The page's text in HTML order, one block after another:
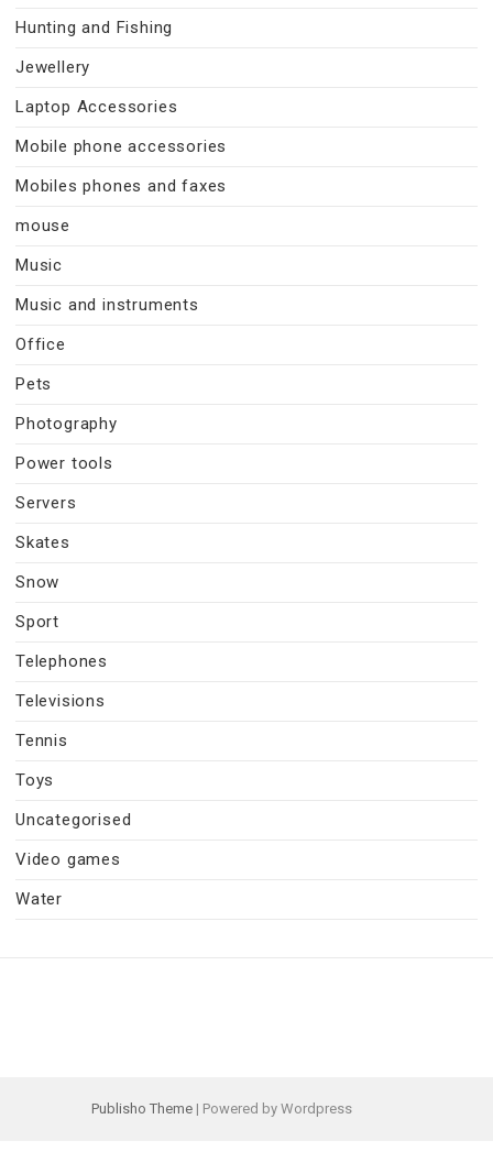
Hunting and Fishing
Jewellery
Laptop Accessories
Mobile phone accessories
Mobiles phones and faxes
mouse
Music
Music and instruments
Office
Pets
Photography
Power tools
Servers
Skates
Snow
Sport
Telephones
Televisions
Tennis
Toys
Uncategorised
Video games
Water
Publisho Theme | Powered by Wordpress